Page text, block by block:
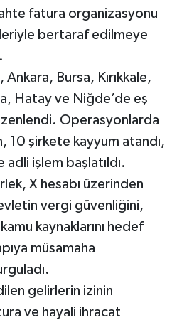
fatura organizasyonu
bertaraf edilmeye
Bursa, Kırıkkale,
Hatay ve Niğde’de eş
Operasyonlarda
10 şirkete kayyum atandı,
adli işlem başlatıldı.
X hesabı üzerinden
vergi güvenliğini,
kaynaklarını hedef
müsamaha
gelirlerin izinin
ve hayali ihracat